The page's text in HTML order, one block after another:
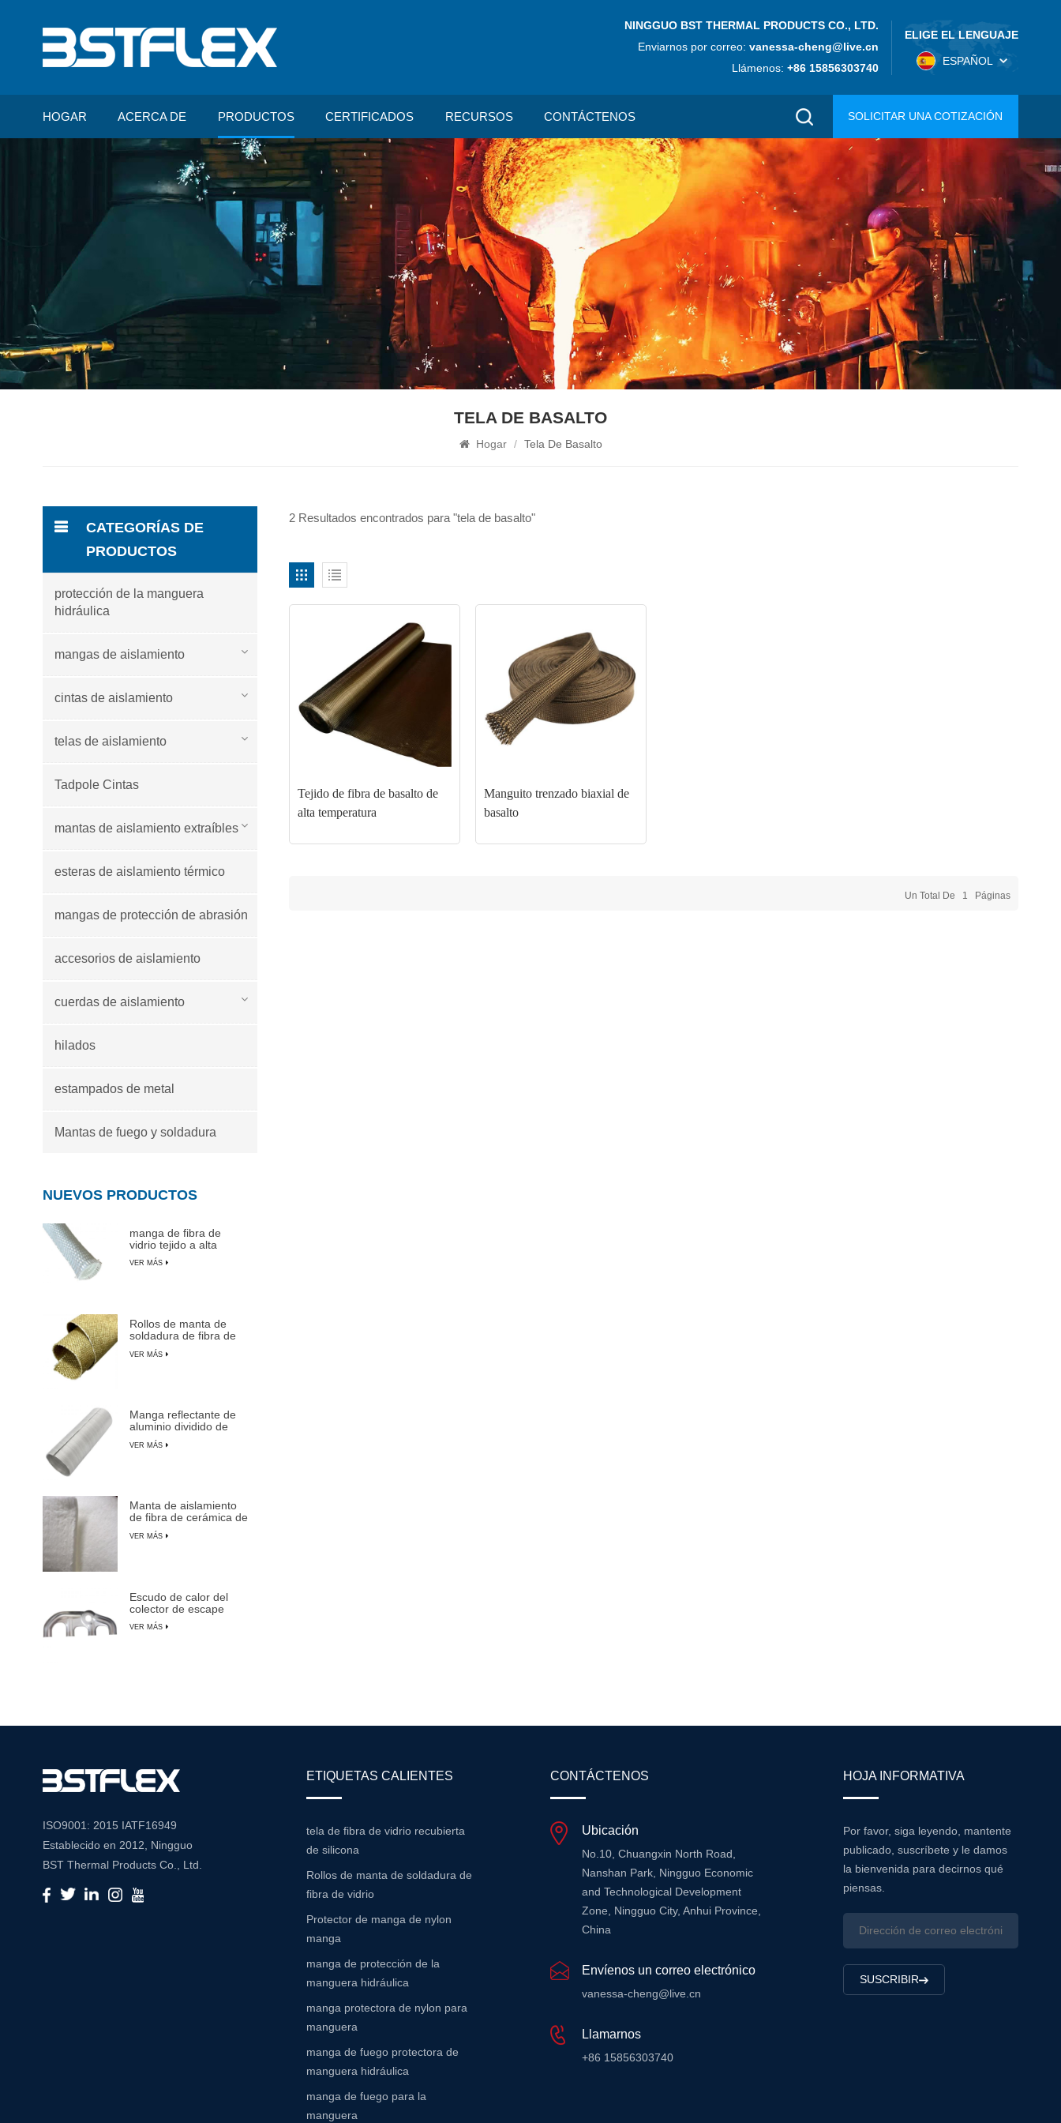
NINGGUO BST THERMAL PRODUCTS CO., LTD.
Enviarnos por correo:vanessa-cheng@live.cn
Llámenos:+86 15856303740
ELIGE EL LENGUAJE
ESPAÑOL
HOGAR ACERCA DE PRODUCTOS CERTIFICADOS RECURSOS CONTÁCTENOS SOLICITAR UNA COTIZACIÓN
TELA DE BASALTO
Hogar / Tela De Basalto
2 Resultados encontrados para "tela de basalto"
Tejido de fibra de basalto de
alta temperatura
Manguito trenzado biaxial de
basalto
Un Total De 1 Páginas
CATEGORÍAS DE
PRODUCTOS
protección de la manguera
hidráulica
mangas de aislamiento
cintas de aislamiento
telas de aislamiento
Tadpole Cintas
mantas de aislamiento extraíbles
esteras de aislamiento térmico
mangas de protección de abrasión
accesorios de aislamiento
cuerdas de aislamiento
hilados
estampados de metal
Mantas de fuego y soldadura
NUEVOS PRODUCTOS
manga de fibra de
vidrio tejido a alta
temperatura
VER MÁS
Rollos de manta de
soldadura de fibra de
vidrio recubiertas de
vermiculita
VER MÁS
Manga reflectante de
aluminio dividido de
aluminio
VER MÁS
Manta de aislamiento
de fibra de cerámica de
alta temperatura
VER MÁS
Escudo de calor del
colector de escape
para automóviles,
camiones y SUV
VER MÁS
ISO9001: 2015 IATF16949
Establecido en 2012, Ningguo
BST Thermal Products Co., Ltd.
es un fabricante líder
especializado en soluciones
ETIQUETAS CALIENTES
tela de fibra de vidrio recubierta
de silicona
Rollos de manta de soldadura de
fibra de vidrio
Protector de manga de nylon
manga
manga de protección de la
manguera hidráulica
manga protectora de nylon para
manguera
manga de fuego protectora de
manguera hidráulica
manga de fuego para la
manguera
CONTÁCTENOS
Ubicación
No.10, Chuangxin North Road,
Nanshan Park, Ningguo Economic
and Technological Development
Zone, Ningguo City, Anhui Province,
China
Envíenos un correo electrónico
vanessa-cheng@live.cn
Llamarnos
+86 15856303740
HOJA INFORMATIVA
Por favor, siga leyendo, mantente
publicado, suscríbete y le damos
la bienvenida para decirnos qué
piensas.
SUSCRIBIR